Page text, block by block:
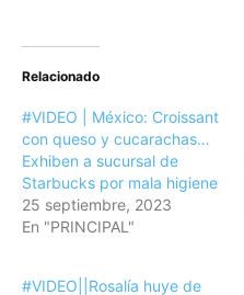
Relacionado
#VIDEO | México: Croissant
con queso y cucarachas…
Exhiben a sucursal de
Starbucks por mala higiene
25 septiembre, 2023
En "PRINCIPAL"
#VIDEO||Rosalía huye de